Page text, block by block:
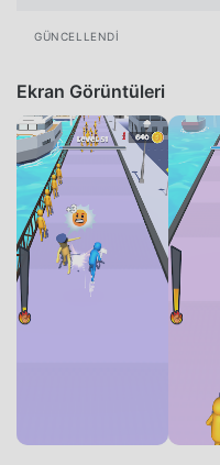
GÜNCELLENDI
Ekran Görüntüleri